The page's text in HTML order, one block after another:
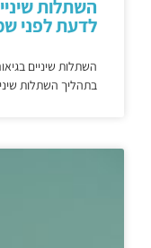
השתלות
לדעת לפני
בתהליך השתלות